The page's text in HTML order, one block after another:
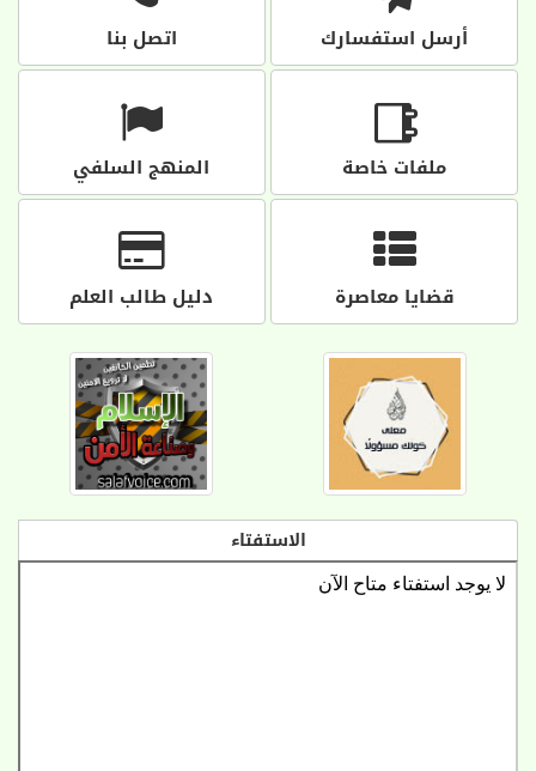
أرسل استفسارك اتصل بنا
ملفات خاصة المنهج السلفي
قضايا معاصرة دليل طالب العلم
الاستفتاء